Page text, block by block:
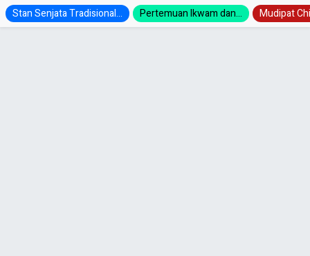
Stan Senjata Tradisional... Pertemuan Ikwam dan... Mudipat